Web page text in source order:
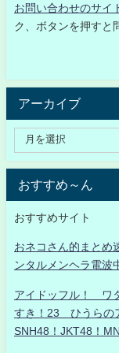
お問い合わせのサイ
ク、ボタンを押すと
アーカイブ
おすすめ～ん
おすすめサイト
おネコさん的まと
ンタルメンヘラ電波
アイドッフル！ ワ
すき！23 ひうらの
SNH48！JKT48！